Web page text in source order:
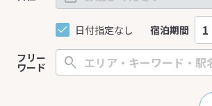
日付指定なし 宿泊期間
フリー
ワード